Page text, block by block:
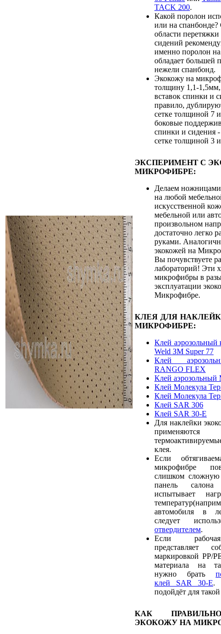
TACK 200.
Какой поролон
или на
области
сидений
именно поролон на
обладает большей
нежели спанбонд.
Экокожу на
толщину 1,1-1,5мм,
вставок спинки и
правило,
сетке толщиной 7
боковые
спинки и сидения
сетке толщиной 3
ЭКСПЕРИМЕНТ С
МИКРОФИБРЕ:
Делаем
на любой
искусственной
мебельной или
произвольном
достаточно легко
руками.
экокожей на
Вы почувствуете
лабораторий! Эти
микрофибры в
эксплуатации
Микрофибре.
КЛЕЯ ДЛЯ
МИКРОФИБРЕ:
Клей аэрозольный
Weld ЗМ Super 77
Клей
RANGO FLEX
Клей аэрозольный
Клей Молекула
Клей Молекула
Клей SAR 306
Клей SAR 30-E
Для наклейки
клея.
Если
микрофибре
слишком
панель
испытывает
автомобиля в
следует
отвердителем.
Если
представляет
маркировкой PP/
материала на
нужно брать
клей SAR 30-E.
подойдёт для
КАК
ЭКОКОЖУ НА